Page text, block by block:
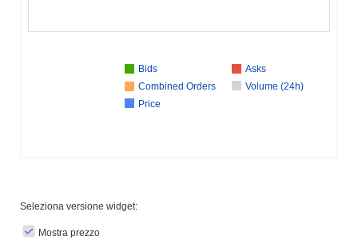
Bids
Asks
Combined Orders
Volume (24h)
Price
Seleziona versione widget:
Mostra prezzo